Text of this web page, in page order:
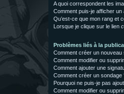
A quoi correspondent les
Comment puis-je afficher un
Qu’est-ce que mon rang et
Lorsque je clique sur le lien
Problèmes liés à la
Comment créer un
Comment modifier ou
Comment ajouter une
Comment créer un sondage
Pourquoi ne puis-je pas
Comment modifier ou